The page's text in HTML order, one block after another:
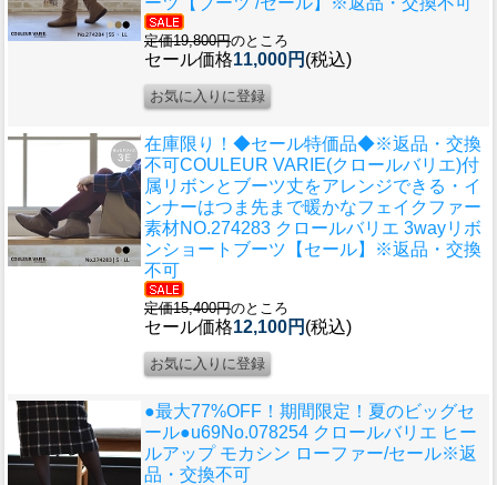
定価19,800円のところ
セール価格11,000円 (税込)
在庫限り！◆セール特価品◆※返品・交換
不可COULEUR VARIE(クロールバリエ)付
属リボンとブーツ丈をアレンジできる・イ
ンナーはつま先まで暖かなフェイクファー
素材NO.274283 クロールバリエ 3wayリボ
ンショートブーツ【セール】※返品・交換
不可
定価15,400円のところ
セール価格12,100円 (税込)
●最大77%OFF！期間限定！夏のビッグセ
ール●u69No.078254 クロールバリエ ヒー
ルアップ モカシン ローファー/セール※返
品・交換不可